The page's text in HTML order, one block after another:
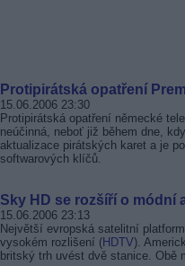
Protipirátská opatření
15.06.2006 23:30
Protipirátská opatření německé
neúčinná, neboť již během dne,
aktualizace pirátských karet a je
softwarových klíčů.
Sky HD se rozšíří o módní
15.06.2006 23:13
Největší evropská satelitní
vysokém rozlišení (HDTV).
britský trh uvést dvě stanice. Obě